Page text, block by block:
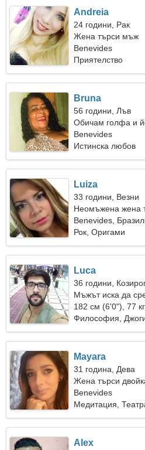
Andreia
24 години, Рак
Жена търси мъж
Benevides
Приятелство
Bruna
56 години, Лъв
Обичам голфа и
Benevides
Истинска любов
Luiza
33 години, Везни
Неомъжена жена
Benevides,
Рок, Оригами
Luca
36 години,
Мъжът иска да
182 см (6'0"), 77
Философия,
Mayara
31 година, Дева
Жена търси
Benevides
Медитация,
Alex